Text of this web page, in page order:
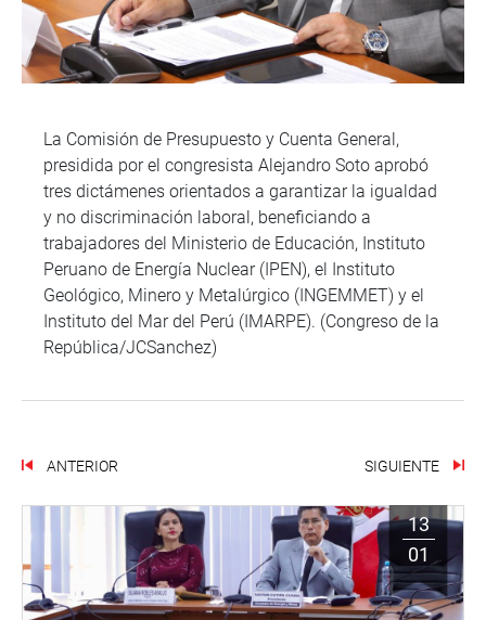
La Comisión de Presupuesto y Cuenta General,
presidida por el congresista Alejandro Soto aprobó
tres dictámenes orientados a garantizar la igualdad
y no discriminación laboral, beneficiando a
trabajadores del Ministerio de Educación, Instituto
Peruano de Energía Nuclear (IPEN), el Instituto
Geológico, Minero y Metalúrgico (INGEMMET) y el
Instituto del Mar del Perú (IMARPE). (Congreso de la
República/JCSanchez)
ANTERIOR SIGUIENTE
13
01